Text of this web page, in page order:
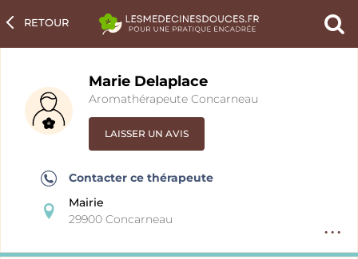
un
RETOUR
fiche
Marie Delaplace
Aromathérapeute Concarneau
LAISSER UN AVIS
Contacter ce thérapeute
Mairie
29900 Concarneau